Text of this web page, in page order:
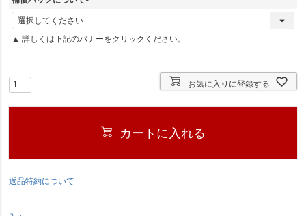
(
必
須
▲ 詳しくは下記のバナーをクリックください。
お気に入りに登録する
カートに入れる
返品特約について